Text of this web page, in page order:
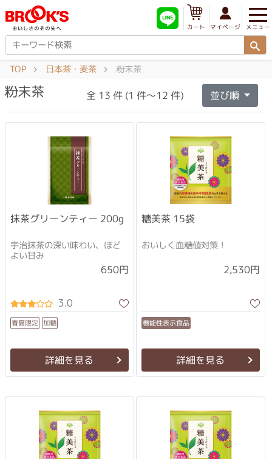
メニュー
マイページ
カート
TOP 日本茶・麦茶 粉末茶
粉末茶 全 13 件 (1 件～12 件) 並び順
抹茶グリーンティー 200g
宇治抹茶の深い味わい、ほど
よい甘み
650円
3.0
春夏限定 加糖
詳細を見る
糖美茶 15袋
おいしく血糖値対策！
2,530円
機能性表示食品
詳細を見る